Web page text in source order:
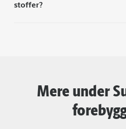
stoffer?
Mere under